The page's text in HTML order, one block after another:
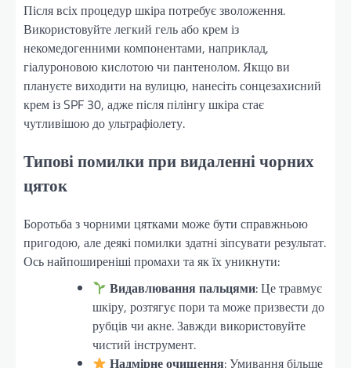
Після всіх процедур шкіра потребує зволоження.
Використовуйте легкий гель або крем із
некомедогенними компонентами, наприклад,
гіалуроновою кислотою чи пантенолом. Якщо ви
плануєте виходити на вулицю, нанесіть сонцезахисний
крем із SPF 30, адже після пілінгу шкіра стає
чутливішою до ультрафіолету.
Типові помилки при видаленні чорних
цяток
Боротьба з чорними цятками може бути справжньою
пригодою, але деякі помилки здатні зіпсувати результат.
Ось найпоширеніші промахи та як їх уникнути:
Видавлювання пальцями: Це травмує
шкіру, розтягує пори та може призвести до
рубців чи акне. Завжди використовуйте
чистий інструмент.
Надмірне очищення: Умивання більше